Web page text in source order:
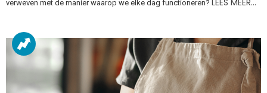
verweven met de manier waarop we elke dag functioneren? LEES MEER…